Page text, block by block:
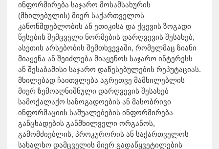
ინფორმირება საჯარო მოსამსახურის
(მხილებულის) მიერ საქართველოს
კანონმდებლობის ან ეთიკისა და ქცევის ზოგადი
წესების შემცველი ნორმების დარღვევის შესახებ,
ასეთის არსებობის შემთხვევაში, რომელმაც ზიანი
მიაყენა ან შეიძლება მიაყენოს საჯარო ინტერესს
ან შესაბამისი საჯარო დაწესებულების რეპუტაციას.
მხილებად ჩაითვლება აგრეთვე მამხილებლის
მიერ ზემოაღნიშნული დარღვევის შესახებ
სამოქალაქო საზოგადოების ან მასობრივი
ინფორმაციის საშუალებების ინფორმირება
განცხადების განმხილველი ორგანოს,
გამომძიებლის, პროკურორის ან საქართველოს
სახალხო დამცველის მიერ გადაწყვეტილების